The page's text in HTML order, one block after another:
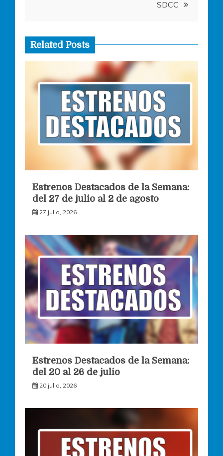
SDCC
Related Posts
Estrenos Destacados de la Semana:
del 27 de julio al 2 de agosto
27 julio, 2026
Estrenos Destacados de la Semana:
del 20 al 26 de julio
20 julio, 2026